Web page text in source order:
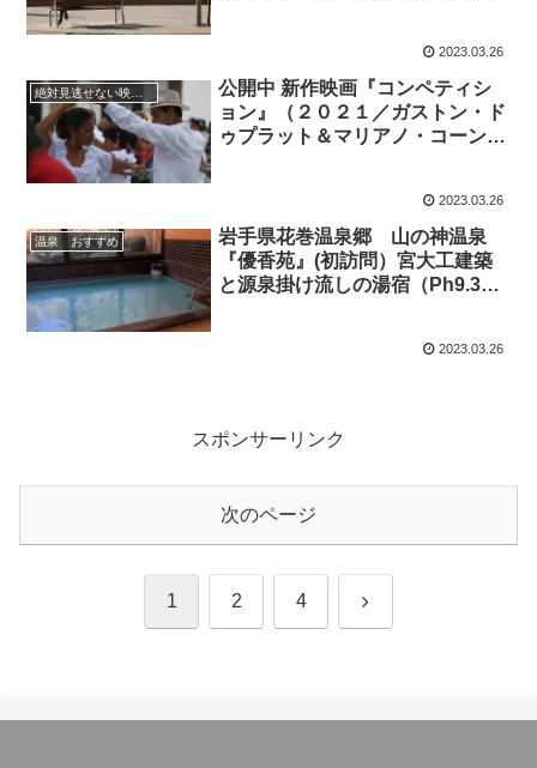
2023.03.26
絶対見逃せない映画 おすすめ
公開中 新作映画『コンペティシ
ョン』（２０２１／ガストン・ド
ゥプラット＆マリアノ・コーン監
映画業界の舞台裏を皮肉たっぷり
に描く
2023.03.26
温泉 おすすめ
岩手県花巻温泉郷 山の神温泉
『優香苑』(初訪問）宮大工建築
と源泉掛け流しの湯宿（Ph9.3の
2023.03.26
スポンサーリンク
次のページ
1 2 4 次